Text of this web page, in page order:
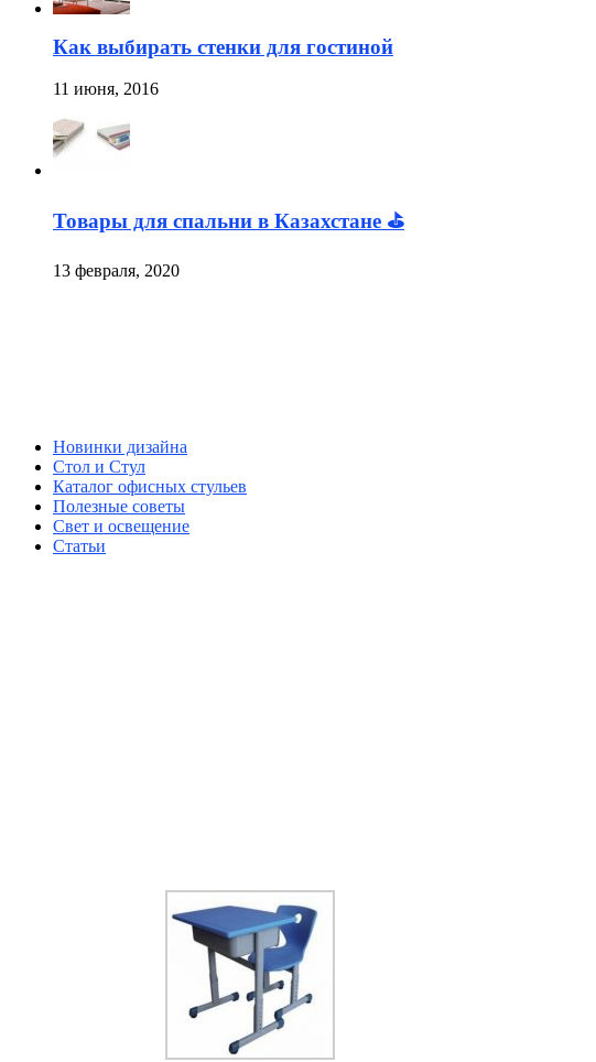
Как выбирать стенки для гостиной
11 июня, 2016
Товары для спальни в Казахстане ⛳
13 февраля, 2020
Новинки дизайна
Стол и Стул
Каталог офисных стульев
Полезные советы
Свет и освещение
Статьи